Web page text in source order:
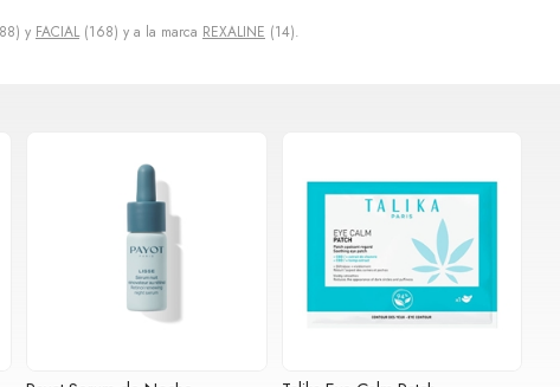
y FACIAL(168) y a la marca REXALINE (14).